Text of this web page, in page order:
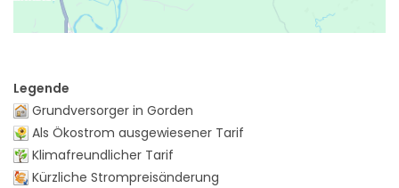
Legende
Grundversorger in Gorden
Als Ökostrom ausgewiesener Tarif
Klimafreundlicher Tarif
Kürzliche Strompreisänderung